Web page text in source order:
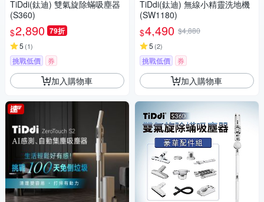
TiDdi(鈦迪) 雙氣旋除蟎吸塵器
(S360)
$2,890 79折
5 (1)
挑戰低價 券
加入購物車
TiDdi(鈦迪) 無線小精靈洗地機
(SW1180)
$4,490 $4,880
5 (2)
挑戰低價 券
加入購物車